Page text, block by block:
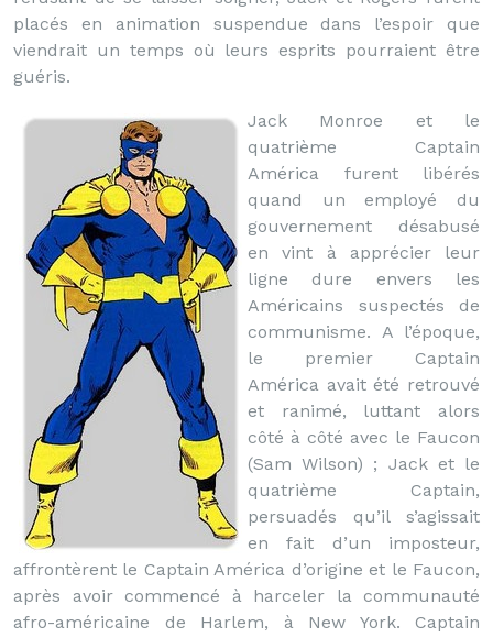
placés en animation suspendue dans l’espoir que
viendrait un temps où leurs esprits pourraient être
guéris.
Jack Monroe et le
quatrième Captain
América furent libérés
quand un employé du
gouvernement désabusé
en vint à apprécier leur
ligne dure envers les
Américains suspectés de
communisme. A l’époque,
le premier Captain
América avait été retrouvé
et ranimé, luttant alors
côté à côté avec le Faucon
(Sam Wilson) ; Jack et le
quatrième Captain,
persuadés qu’il s’agissait
en fait d’un imposteur,
affrontèrent le Captain América d’origine et le Faucon,
après avoir commencé à harceler la communauté
afro-américaine de Harlem, à New York. Captain